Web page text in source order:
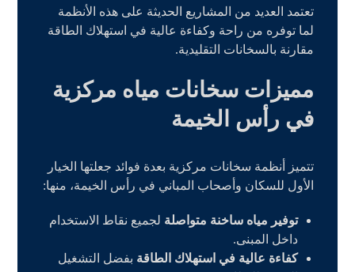
تعتمد العديد من المشاريع الحديثة على هذه الأنظمة
لما توفره من راحة وكفاءة عالية في استهلاك الطاقة
مقارنة بالسخانات التقليدية.
مميزات سخانات مياه مركزية
في رأس الخيمة
تتميز أنظمة سخانات مركزية بعدة فوائد جعلتها الخيار
الأول للسكان وأصحاب المباني في رأس الخيمة، منها:
توفير مياه ساخنة متواصلة لجميع نقاط الاستخدام
داخل المبنى.
كفاءة عالية في استهلاك الطاقة بفضل التشغيل